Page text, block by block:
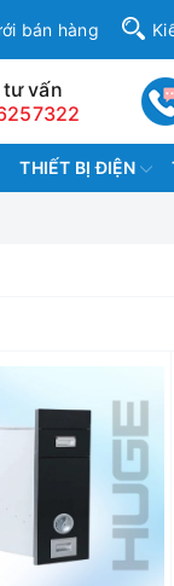
bán hàng
tư vấn
THIẾT BỊ ĐIỆN